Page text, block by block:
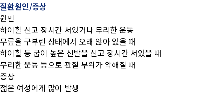
질환원인/증상
원인
하이힐 신고 장시간 서있거나 무리한 운동
무릎을 구부린 상태에서 오래 앉아 있을 때
하이힐 등 굽이 높은 신발을 신고 장시간 서있을 때
무리한 운동 등으로 관절 부위가 약해질 때
증상
젊은 여성에게 많이 발생